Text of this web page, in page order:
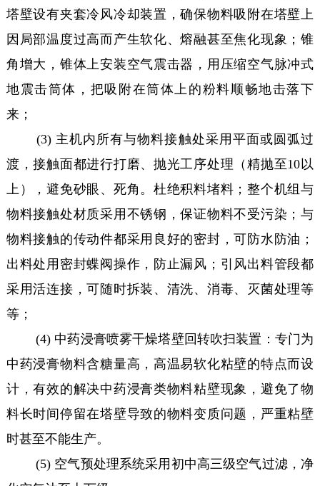
塔壁设有夹套冷风冷却装置，确保物料吸附在塔壁上
因局部温度过高而产生软化、熔融甚至焦化现象；锥
角增大，锥体上安装空气震击器，用压缩空气脉冲式
地震击筒体，把吸附在筒体上的粉料顺畅地击落下
来；
(3) 主机内所有与物料接触处采用平面或圆弧过
渡，接触面都进行打磨、抛光工序处理（精抛至10以
上），避免砂眼、死角。杜绝积料堵料；整个机组与
物料接触处材质采用不锈钢，保证物料不受污染；与
物料接触的传动件都采用良好的密封，可防水防油；
出料处用密封蝶阀操作，防止漏风；引风出料管段都
采用活连接，可随时拆装、清洗、消毒、灭菌处理等
等；
(4) 中药浸膏喷雾干燥塔壁回转吹扫装置：专门为
中药浸膏物料含糖量高，高温易软化粘壁的特点而设
计，有效的解决中药浸膏类物料粘壁现象，避免了物
料长时间停留在塔壁导致的物料变质问题，严重粘壁
时甚至不能生产。
(5) 空气预处理系统采用初中高三级空气过滤，净